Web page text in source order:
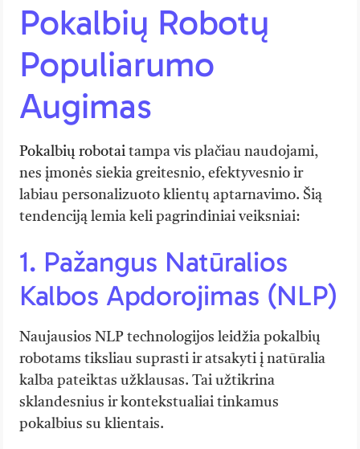
Pokalbių Robotų
Populiarumo
Augimas
Pokalbių robotai tampa vis plačiau naudojami,
nes įmonės siekia greitesnio, efektyvesnio ir
labiau personalizuoto klientų aptarnavimo. Šią
tendenciją lemia keli pagrindiniai veiksniai:
1. Pažangus Natūralios
Kalbos Apdorojimas (NLP)
Naujausios NLP technologijos leidžia pokalbių
robotams tiksliau suprasti ir atsakyti į natūralia
kalba pateiktas užklausas. Tai užtikrina
sklandesnius ir kontekstualiai tinkamus
pokalbius su klientais.